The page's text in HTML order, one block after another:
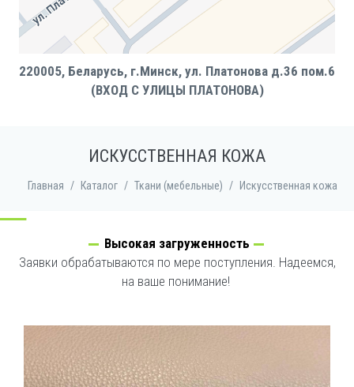
220005, Беларусь, г.Минск, ул. Платонова д.36 пом.6
(ВХОД С УЛИЦЫ ПЛАТОНОВА)
ИСКУССТВЕННАЯ КОЖА
Главная / Каталог / Ткани (мебельные) / Искусственная кожа
Высокая загруженность
Заявки обрабатываются по мере поступления. Надеемся,
на ваше понимание!